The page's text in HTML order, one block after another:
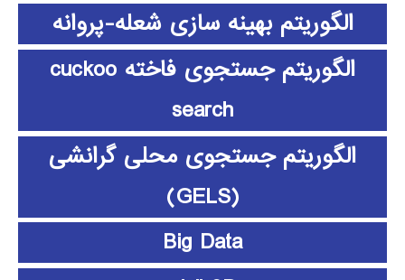
الگوریتم بهینه سازی شعله-پروانه
الگوریتم جستجوی فاخته cuckoo
search
الگوریتم جستجوی محلی گرانشی
(GELS)
Big Data